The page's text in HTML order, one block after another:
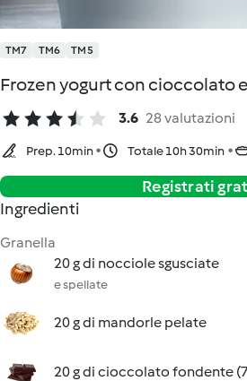
TM7 TM6 TM5
Frozen yogurt con cioccolato
3.6 28 valutazioni
Prep. 10min Totale 10h 30min
Registrati
Ingredienti
Granella
20 g di nocciole sgusciate
e spellate
20 g di mandorle pelate
20 g di cioccolato fondente